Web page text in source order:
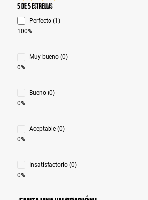
Calificación promedio de 5 de 5 estrellas
5 de 5 Estrellas
Perfecto (1)
100%
Muy bueno (0)
0%
Bueno (0)
0%
Aceptable (0)
0%
Insatisfactorio (0)
0%